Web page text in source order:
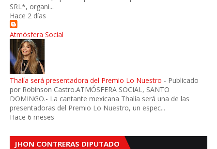
SRL*, organi...
Hace 2 días
Atmósfera Social
Thalía será presentadora del Premio Lo Nuestro - Publicado
por Robinson Castro.ATMÓSFERA SOCIAL, SANTO
DOMINGO.- La cantante mexicana Thalía será una de las
presentadoras del Premio Lo Nuestro, un espec...
Hace 6 meses
JHON CONTRERAS DIPUTADO